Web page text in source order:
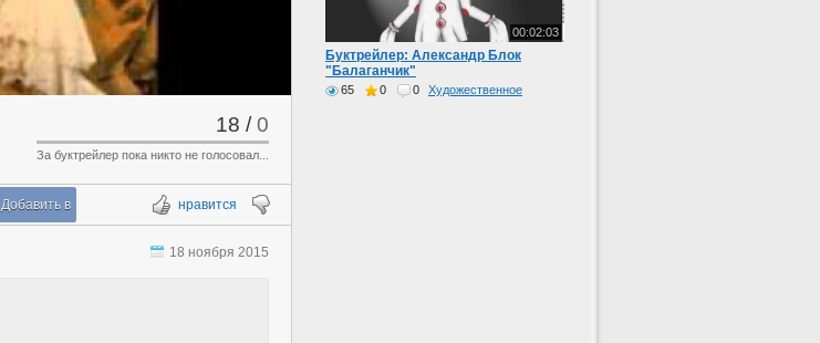
18 /0
За буктрейлер пока никто не голосовал...
нравится
Добавить в
18 ноября 2015
00:02:03
Буктрейлер: Александр Блок
"Балаганчик"
65 0 0 Художественное